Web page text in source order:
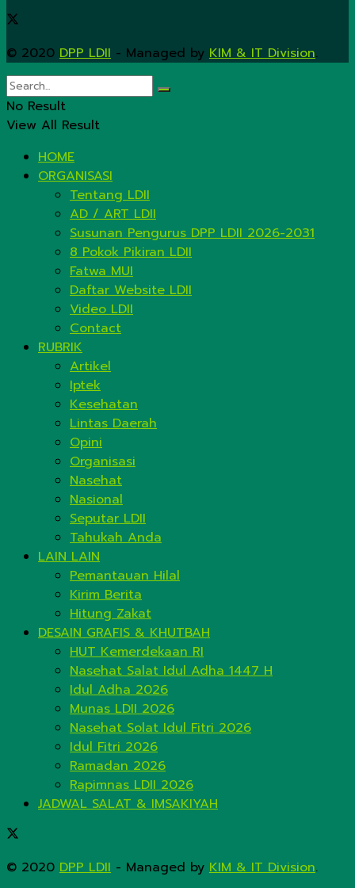
© 2020 DPP LDII - Managed by KIM & IT Division.
No Result
View All Result
HOME
ORGANISASI
Tentang LDII
AD / ART LDII
Susunan Pengurus DPP LDII 2026-2031
8 Pokok Pikiran LDII
Fatwa MUI
Daftar Website LDII
Video LDII
Contact
RUBRIK
Artikel
Iptek
Kesehatan
Lintas Daerah
Opini
Organisasi
Nasehat
Nasional
Seputar LDII
Tahukah Anda
LAIN LAIN
Pemantauan Hilal
Kirim Berita
Hitung Zakat
DESAIN GRAFIS & KHUTBAH
HUT Kemerdekaan RI
Nasehat Salat Idul Adha 1447 H
Idul Adha 2026
Munas LDII 2026
Nasehat Solat Idul Fitri 2026
Idul Fitri 2026
Ramadan 2026
Rapimnas LDII 2026
JADWAL SALAT & IMSAKIYAH
© 2020 DPP LDII - Managed by KIM & IT Division.